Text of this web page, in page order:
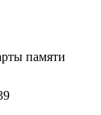
памяти